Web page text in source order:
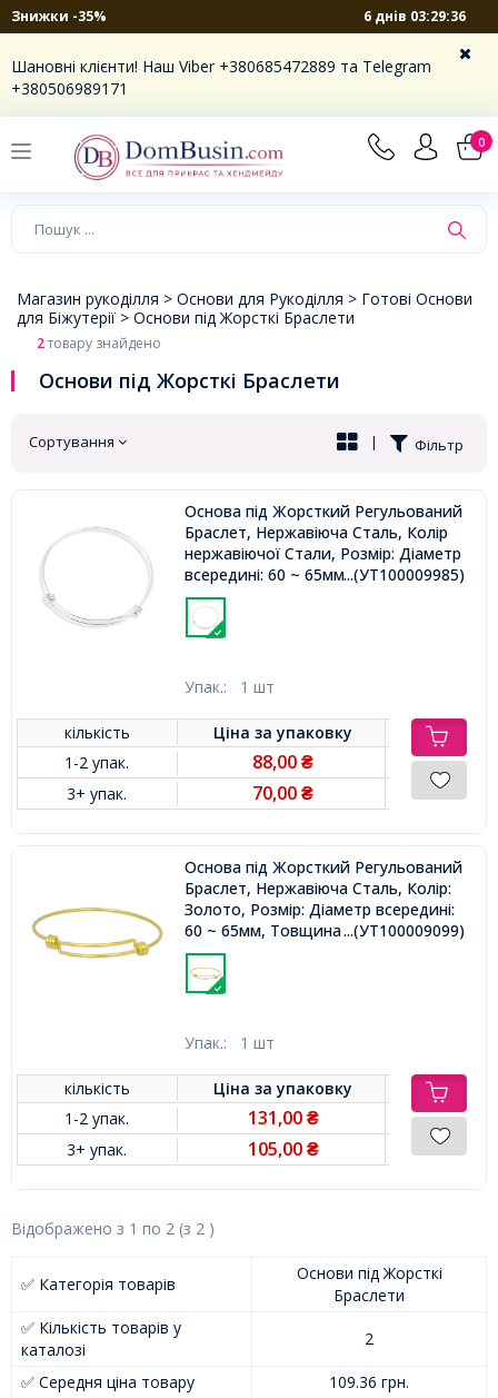
Знижки -35% 6 днів 03:29:36
Шановні клієнти! Наш Viber +380685472889 та Telegram
+380506989171
0
×
Магазин рукоділля > Основи для Рукоділля > Готові Основи
для Біжутерії > Основи під Жорсткі Браслети
2товару знайдено
Основи під Жорсткі Браслети
Сортування Фільтр
|
Основа під Жорсткий Регульований
Браслет, Нержавіюча Сталь, Колір
нержавіючої Стали, Розмір: Діаметр
всередині: 60 ~ 65мм, Товщина
1.6мм,
...(УТ100009985)
Упак.: 1 шт
кількість Ціна заупаковку
1-2 упак.
88,00₴
3+ упак. 70,00₴
Основа під Жорсткий Регульований
Браслет, Нержавіюча Сталь, Колір:
Золото, Розмір: Діаметр всередині:
60 ~ 65мм, Товщина 1.5 мм,...(УТ100009099)
Упак.: 1 шт
кількість Ціна заупаковку
1-2 упак.
131,00 ₴
3+ упак. 105,00 ₴
Відображено з 1 по 2 (з 2 )
✅ Категорія товарів
Основи під Жорсткі
Браслети
✅ Кількість товарів у
каталозі
2
✅ Середня ціна товару
109.36 грн.